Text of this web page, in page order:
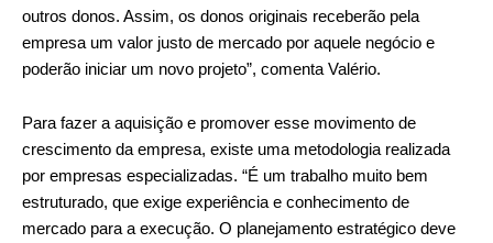
outros donos. Assim, os donos originais receberão pela
empresa um valor justo de mercado por aquele negócio e
poderão iniciar um novo projeto”, comenta Valério.
Para fazer a aquisição e promover esse movimento de
crescimento da empresa, existe uma metodologia realizada
por empresas especializadas. “É um trabalho muito bem
estruturado, que exige experiência e conhecimento de
mercado para a execução. O planejamento estratégico deve